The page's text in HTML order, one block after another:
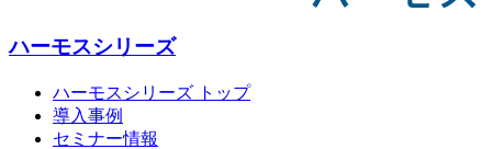
ハーモスシリーズ
ハーモスシリーズ トップ
導入事例
セミナー情報